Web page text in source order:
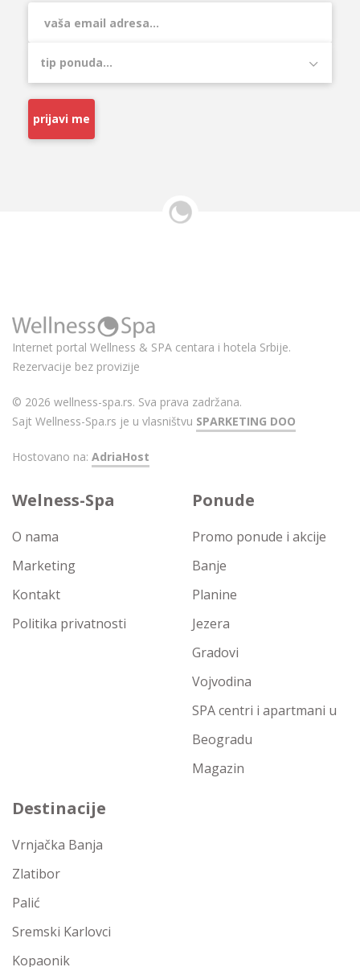
prijavi me
Internet portal Wellness & SPA centara i hotela Srbije.
Rezervacije bez provizije
© 2026 wellness-spa.rs. Sva prava zadržana.
Sajt Wellness-Spa.rs je u vlasništvu SPARKETING DOO
Hostovano na: AdriaHost
Welness-Spa
O nama
Marketing
Kontakt
Politika privatnosti
Ponude
Promo ponude i akcije
Banje
Planine
Jezera
Gradovi
Vojvodina
SPA centri i apartmani u
Beogradu
Magazin
Destinacije
Vrnjačka Banja
Zlatibor
Palić
Sremski Karlovci
Kopaonik